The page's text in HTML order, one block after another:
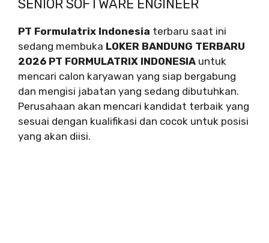
SENIOR SOFTWARE ENGINEER
PT Formulatrix Indonesia terbaru saat ini
sedang membuka LOKER BANDUNG TERBARU
2026 PT FORMULATRIX INDONESIA untuk
mencari calon karyawan yang siap bergabung
dan mengisi jabatan yang sedang dibutuhkan.
Perusahaan akan mencari kandidat terbaik yang
sesuai dengan kualifikasi dan cocok untuk posisi
yang akan diisi.